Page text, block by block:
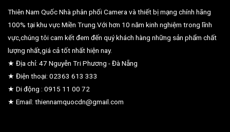
Thiên Nam Quốc Nhà phân phối Camera và thiết bị mạng chính hãng
100% tại khu vực Miền Trung.Với hơn 10 năm kinh nghiệm trong lĩnh
vực,chúng tôi cam kết đem đến quý khách hàng những sản phẩm chất
lượng nhất,giá cả tốt nhất hiện nay.
★ Địa chỉ: 47 Nguyễn Tri Phương - Đà Nẵng
★ Điện thoại: 02363 613 333
★ Di động : 0915 11 00 72
★ Email: thiennamquocdn@gmail.com